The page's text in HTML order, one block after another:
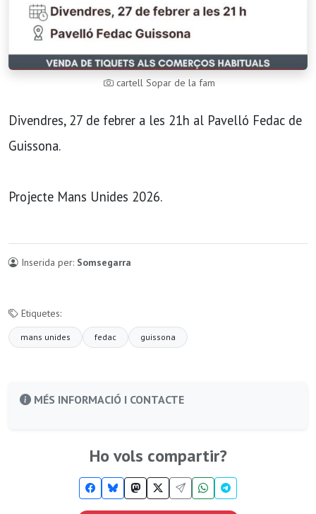
cartell Sopar de la fam
Divendres, 27 de febrer a les 21h al Pavelló Fedac de
Guissona.
Projecte Mans Unides 2026.
Inserida per: Somsegarra
Etiquetes:
mans unides fedac guissona
MÉS INFORMACIÓ I CONTACTE
Ho vols compartir?